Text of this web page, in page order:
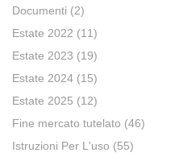
Documenti (2)
Estate 2022 (11)
Estate 2023 (19)
Estate 2024 (15)
Estate 2025 (12)
Fine mercato tutelato (46)
Istruzioni Per L'uso (55)